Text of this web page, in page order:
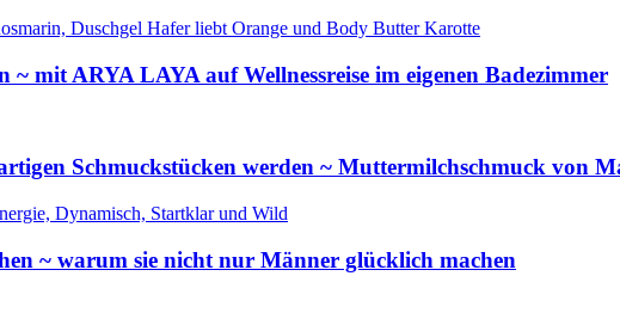
mit ARYA LAYA auf Wellnessreise im eigenen Badezimmer
Schmuckstücken werden ~ Muttermilchschmuck von
~ warum sie nicht nur Männer glücklich machen